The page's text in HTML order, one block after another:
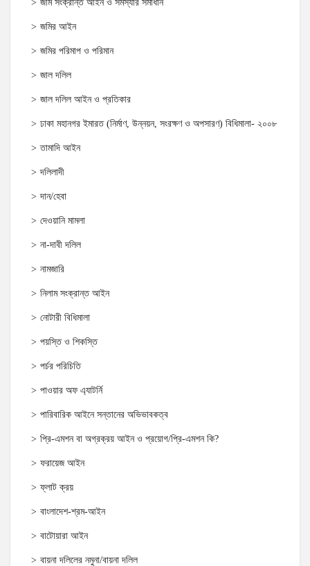
জমি সংক্রান্ত আইন ও সমস্যার সমাধান
জমির আইন
জমির পরিমাপ ও পরিমান
জাল দলিল
জাল দলিল আইন ও প্রতিকার
ঢাকা মহানগর ইমারত (নির্মাণ, উন্নয়ন, সংরক্ষণ ও অপসারণ) বিধিমালা- ২০০৮
তামাদি আইন
দলিলাদী
দান/হেবা
দেওয়ানি মামলা
না-দাবী দলিল
নামজারি
নিলাম সংক্রান্ত আইন
নোটারী বিধিমালা
পয়স্তি ও শিকস্তি
পর্চর পরিচিতি
পাওয়ার অফ এ্যাটর্নি
পারিবারিক আইনে সন্তানের অভিভাবকত্ব
প্রি-এমশন বা অগ্রক্রয় আইন ও প্রয়োগ/প্রি-এমশন কি?
ফরায়েজ আইন
ফ্লাট ক্রয়
বাংলাদেশ-শ্রম-আইন
বাটোয়ারা আইন
বায়না দলিলের নমুনা/বায়না দলিল